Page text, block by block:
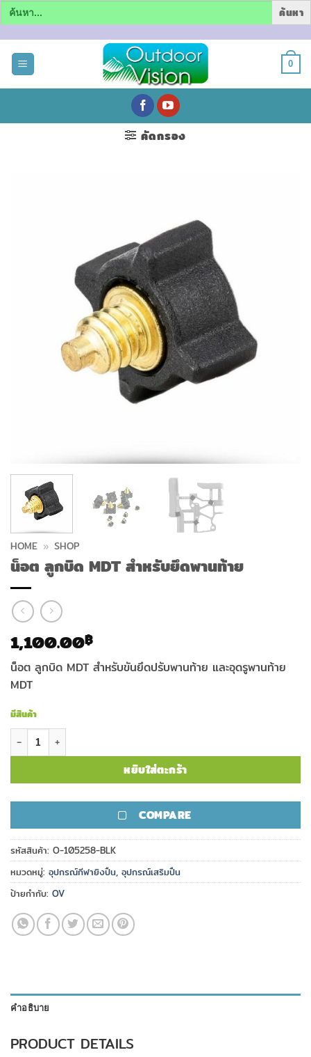
Search
for:
0
คัดกรอง
HOME » SHOP
น็อต ลูกบิด MDT สำหรับยึดพานท้าย
1,100.00฿
น็อต ลูกบิด MDT สำหรับขันยึดปรับพานท้าย และอุดรูพานท้าย
MDT
มีสินค้า
จำนวน น็อต ลูกบิด MDT สำหรับยึดพานท้าย ชิ้น
หยิบใส่ตะกร้า
COMPARE
รหัสสินค้า: O-105258-BLK
หมวดหมู่: อุปกรณ์กีฬายิงปืน, อุปกรณ์เสริมปืน
ป้ายกำกับ: OV
คำอธิบาย
PRODUCT DETAILS